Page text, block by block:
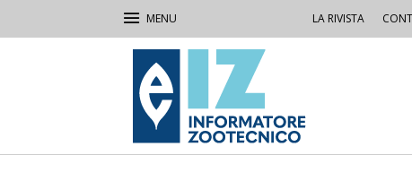
LA RIVISTA
IZ
Informatore
Zootecnico